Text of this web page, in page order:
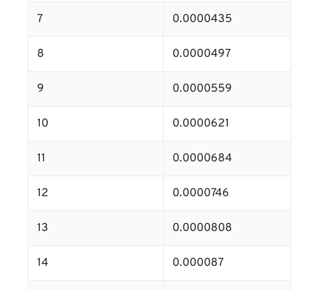
7 0.0000435
8 0.0000497
9 0.0000559
10 0.0000621
11 0.0000684
12 0.0000746
13 0.0000808
14 0.000087